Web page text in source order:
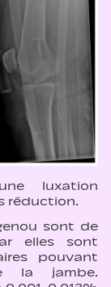
luxation
réduction.
sont de
elles sont
pouvant
la jambe.